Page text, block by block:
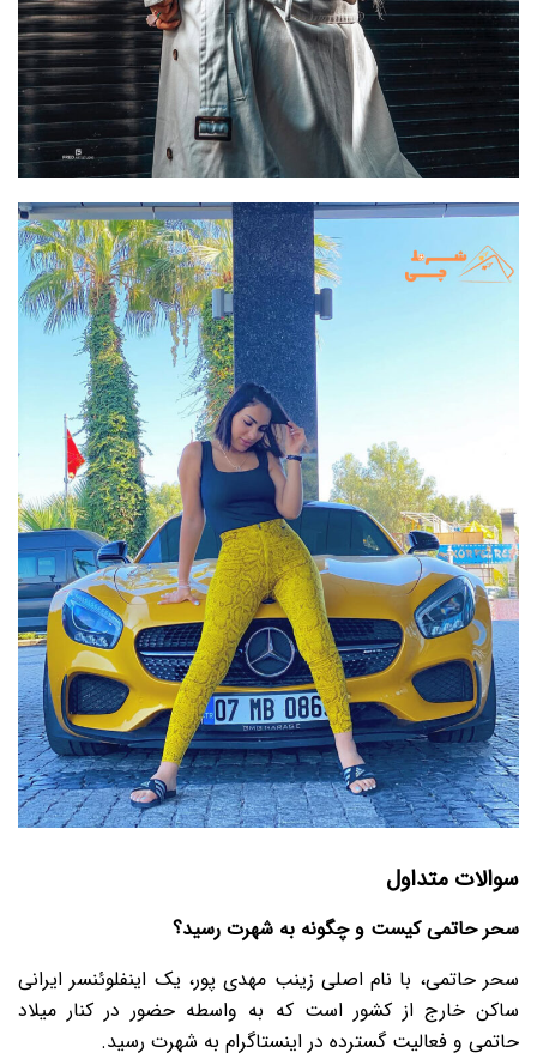
سوالات متداول
سحر حاتمی کیست و چگونه به شهرت رسید؟
سحر حاتمی، با نام اصلی زینب مهدی پور، یک اینفلوئنسر ایرانی
ساکن خارج از کشور است که به واسطه حضور در کنار میلاد
حاتمی و فعالیت گسترده در اینستاگرام به شهرت رسید.